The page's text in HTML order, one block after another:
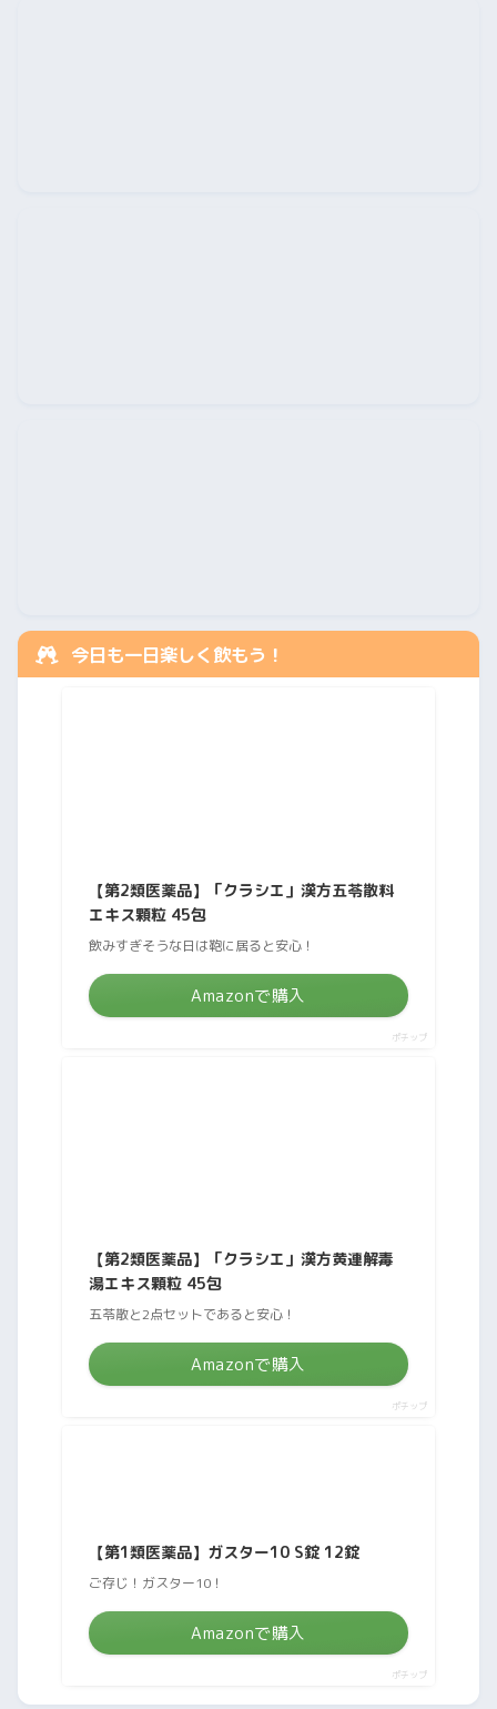
今日も一日楽しく飲もう！
【第2類医薬品】「クラシエ」漢方五苓散料
エキス顆粒 45包
飲みすぎそうな日は鞄に居ると安心！
Amazonで購入
ポチップ
【第2類医薬品】「クラシエ」漢方黄連解毒
湯エキス顆粒 45包
五苓散と2点セットであると安心！
Amazonで購入
ポチップ
【第1類医薬品】ガスター10 S錠 12錠
ご存じ！ガスター10！
Amazonで購入
ポチップ